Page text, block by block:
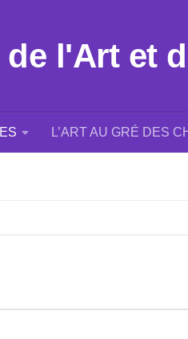
l'Art et
L’ART AU GRÉ DES